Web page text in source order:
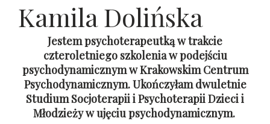
Kamila Dolińska
Jestem psychoterapeutką w trakcie
czteroletniego szkolenia w podejściu
psychodynamicznym w Krakowskim Centrum
Psychodynamicznym. Ukończyłam dwuletnie
Studium Socjoterapii i Psychoterapii Dzieci i
Młodzieży w ujęciu psychodynamicznym.